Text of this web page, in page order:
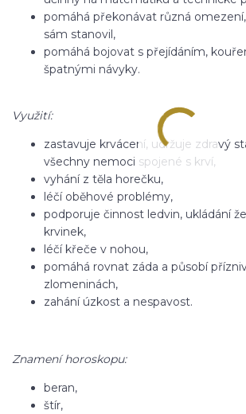
pomáhá překonávat různá
sám stanovil,
pomáhá bojovat s přejídáním,
špatnými návyky.
Využití:
zastavuje krvácení, udržuje zdravý
všechny nemoci spojené s krví,
vyhání z těla horečku,
léčí oběhové problémy,
podporuje činnost ledvin, ukládání
krvinek,
léčí křeče v nohou,
pomáhá rovnat záda a působí
zlomeninách,
zahání úzkost a nespavost.
Znamení horoskopu:
beran,
štír,